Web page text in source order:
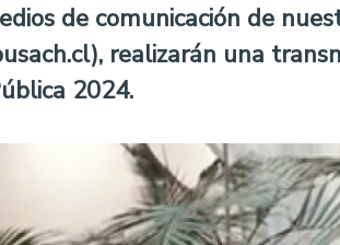
de comunicación de
realizarán una
2024.